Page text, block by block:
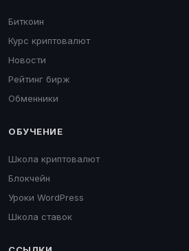
Биткоин
Курс криптовалют
Новости
Рейтинг бирж
Обменники
ОБУЧЕНИЕ
Школа криптовалют
Блокчейн
Уроки WordPress
Школа ставок